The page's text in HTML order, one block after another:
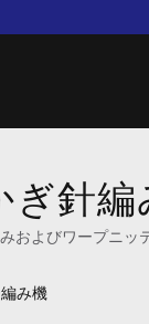
針編
よびワープニッ
み機